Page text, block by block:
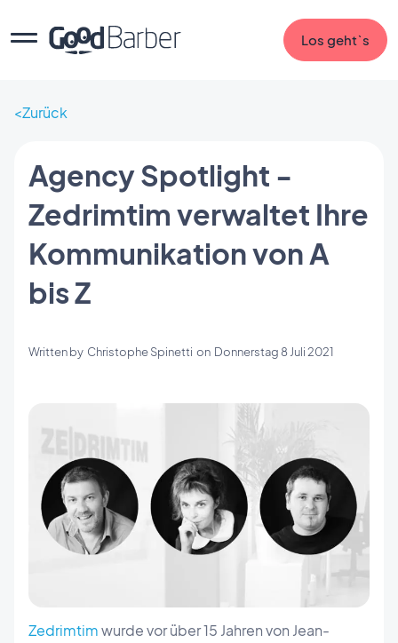
Los geht`s
Zurück
Agency Spotlight -
Zedrimtim verwaltet Ihre
Kommunikation von A
bis Z
Written by Christophe Spinetti on Donnerstag 8 Juli 2021
Zedrimtimwurde vor über 15 Jahren von Jean-